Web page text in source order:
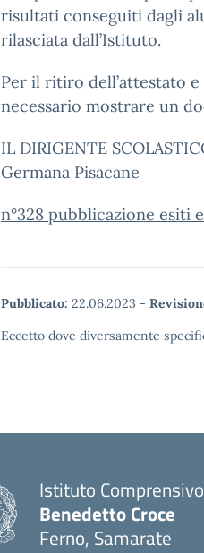
risultati conseguiti dagli
rilasciata dall’Istituto.
Per il ritiro dell’attestato
necessario mostrare un
IL DIRIGENTE
Germana Pisacane
n°328 pubblicazione esiti
Pubblicato: 22.06.2023 -
Eccetto dove diversamente
Istituto
Benedetto Croce
Ferno, Samarate